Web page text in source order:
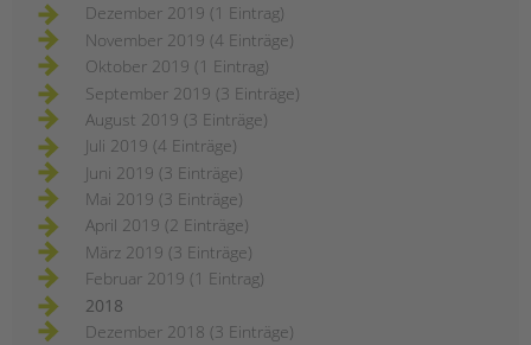
Dezember 2019 (1 Eintrag)
November 2019 (4 Einträge)
Oktober 2019 (1 Eintrag)
September 2019 (3 Einträge)
August 2019 (3 Einträge)
Juli 2019 (4 Einträge)
Juni 2019 (3 Einträge)
Mai 2019 (3 Einträge)
April 2019 (2 Einträge)
März 2019 (3 Einträge)
Februar 2019 (1 Eintrag)
2018
Dezember 2018 (3 Einträge)